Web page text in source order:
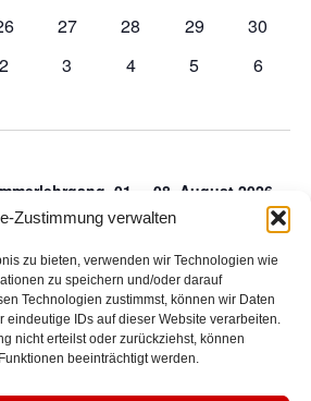
Zustimmung verwalten
zu bieten, verwenden wir Technologien wie
zu speichern und/oder darauf
Technologien zustimmst, können wir Daten
eindeutige IDs auf dieser Website verarbeiten.
nicht erteilst oder zurückziehst, können
beeinträchtigt werden.
0
27
0
28
0
29
0
30
0
2
0
3
0
4
0
5
0
6
01. – 08. August 2026
abonnieren